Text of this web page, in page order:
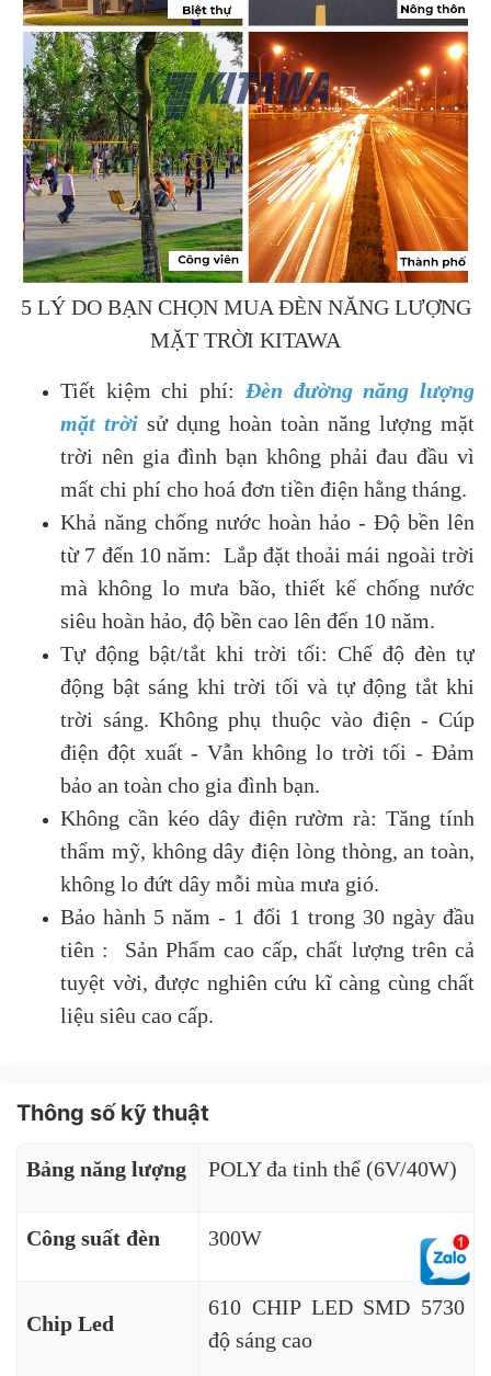
5 LÝ DO BẠN CHỌN MUA ĐÈN NĂNG LƯỢNG
MẶT TRỜI KITAWA
Tiết kiệm chi phí: Đèn đường năng lượng
mặt trời sử dụng hoàn toàn năng lượng mặt
trời nên gia đình bạn không phải đau đầu vì
mất chi phí cho hoá đơn tiền điện hằng tháng.
Khả năng chống nước hoàn hảo - Độ bền lên
từ 7 đến 10 năm: Lắp đặt thoải mái ngoài trời
mà không lo mưa bão, thiết kế chống nước
siêu hoàn hảo, độ bền cao lên đến 10 năm.
Tự động bật/tắt khi trời tối: Chế độ đèn tự
động bật sáng khi trời tối và tự động tắt khi
trời sáng. Không phụ thuộc vào điện - Cúp
điện đột xuất - Vẫn không lo trời tối - Đảm
bảo an toàn cho gia đình bạn.
Không cần kéo dây điện rườm rà: Tăng tính
thẩm mỹ, không dây điện lòng thòng, an toàn,
không lo đứt dây mỗi mùa mưa gió.
Bảo hành 5 năm - 1 đổi 1 trong 30 ngày đầu
tiên : Sản Phẩm cao cấp, chất lượng trên cả
tuyệt vời, được nghiên cứu kĩ càng cùng chất
liệu siêu cao cấp.
Thông số kỹ thuật
Bảng năng lượng POLY đa tinh thể (6V/40W)
Công suất đèn 300W
Chip Led
610 CHIP LED SMD 5730
độ sáng cao